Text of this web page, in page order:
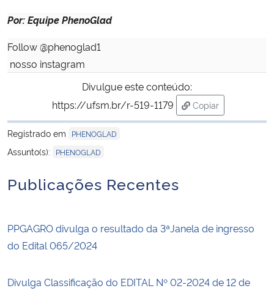
Por: Equipe PhenoGlad
Follow @phenoglad1
nosso instagram
Divulgue este conteúdo:
https://ufsm.br/r-519-1179
Copiar
para área de
Registrado em
PHENOGLAD
Assunto(s): PHENOGLAD
Publicações Recentes
PPGAGRO divulga o resultado da 3ªJanela de ingresso
do Edital 065/2024
Divulga Classificação do EDITAL Nº 02-2024 de 12 de